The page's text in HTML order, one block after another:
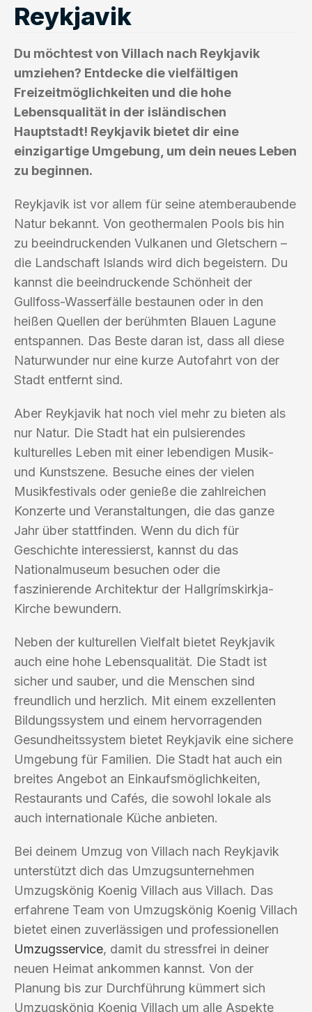
Reykjavik
Du möchtest von Villach nach Reykjavik
umziehen? Entdecke die vielfältigen
Freizeitmöglichkeiten und die hohe
Lebensqualität in der isländischen
Hauptstadt! Reykjavik bietet dir eine
einzigartige Umgebung, um dein neues Leben
zu beginnen.
Reykjavik ist vor allem für seine atemberaubende
Natur bekannt. Von geothermalen Pools bis hin
zu beeindruckenden Vulkanen und Gletschern –
die Landschaft Islands wird dich begeistern. Du
kannst die beeindruckende Schönheit der
Gullfoss-Wasserfälle bestaunen oder in den
heißen Quellen der berühmten Blauen Lagune
entspannen. Das Beste daran ist, dass all diese
Naturwunder nur eine kurze Autofahrt von der
Stadt entfernt sind.
Aber Reykjavik hat noch viel mehr zu bieten als
nur Natur. Die Stadt hat ein pulsierendes
kulturelles Leben mit einer lebendigen Musik-
und Kunstszene. Besuche eines der vielen
Musikfestivals oder genieße die zahlreichen
Konzerte und Veranstaltungen, die das ganze
Jahr über stattfinden. Wenn du dich für
Geschichte interessierst, kannst du das
Nationalmuseum besuchen oder die
faszinierende Architektur der Hallgrímskirkja-
Kirche bewundern.
Neben der kulturellen Vielfalt bietet Reykjavik
auch eine hohe Lebensqualität. Die Stadt ist
sicher und sauber, und die Menschen sind
freundlich und herzlich. Mit einem exzellenten
Bildungssystem und einem hervorragenden
Gesundheitssystem bietet Reykjavik eine sichere
Umgebung für Familien. Die Stadt hat auch ein
breites Angebot an Einkaufsmöglichkeiten,
Restaurants und Cafés, die sowohl lokale als
auch internationale Küche anbieten.
Bei deinem Umzug von Villach nach Reykjavik
unterstützt dich das Umzugsunternehmen
Umzugskönig Koenig Villach aus Villach. Das
erfahrene Team von Umzugskönig Koenig Villach
bietet einen zuverlässigen und professionellen
Umzugsservice, damit du stressfrei in deiner
neuen Heimat ankommen kannst. Von der
Planung bis zur Durchführung kümmert sich
Umzugskönig Koenig Villach um alle Aspekte